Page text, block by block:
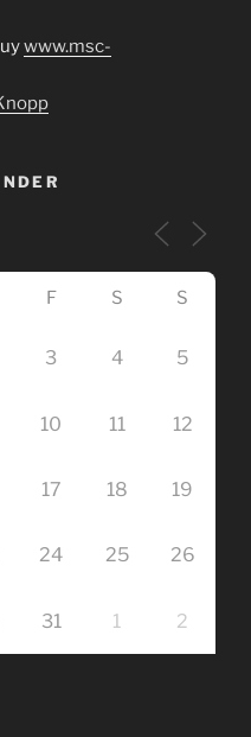
www.msc-
F S S
3 4 5
10 11 12
17 18 19
24 25 26
31 1 2